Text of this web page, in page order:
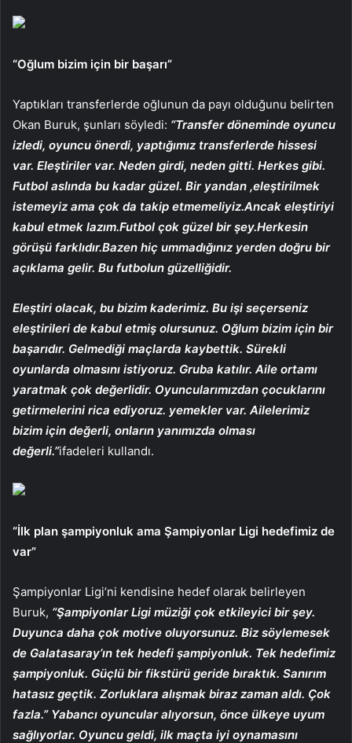
“Oğlum bizim için bir başarı”
Yaptıkları transferlerde oğlunun da payı olduğunu belirten
Okan Buruk, şunları söyledi: “Transfer döneminde oyuncu
izledi, oyuncu önerdi, yaptığımız transferlerde hissesi
var. Eleştiriler var. Neden girdi, neden gitti. Herkes gibi.
Futbol aslında bu kadar güzel. Bir yandan ,eleştirilmek
istemeyiz ama çok da takip etmemeliyiz.Ancak eleştiriyi
kabul etmek lazım.Futbol çok güzel bir şey.Herkesin
görüşü farklıdır.Bazen hiç ummadığınız yerden doğru bir
açıklama gelir. Bu futbolun güzelliğidir.
Eleştiri olacak, bu bizim kaderimiz. Bu işi seçerseniz
eleştirileri de kabul etmiş olursunuz. Oğlum bizim için bir
başarıdır. Gelmediği maçlarda kaybettik. Sürekli
oyunlarda olmasını istiyoruz. Gruba katılır. Aile ortamı
yaratmak çok değerlidir. Oyuncularımızdan çocuklarını
getirmelerini rica ediyoruz. yemekler var. Ailelerimiz
bizim için değerli, onların yanımızda olması
değerli.”ifadeleri kullandı.
“İlk plan şampiyonluk ama Şampiyonlar Ligi hedefimiz de
var”
Şampiyonlar Ligi’ni kendisine hedef olarak belirleyen
Buruk, “Şampiyonlar Ligi müziği çok etkileyici bir şey.
Duyunca daha çok motive oluyorsunuz. Biz söylemesek
de Galatasaray’ın tek hedefi şampiyonluk. Tek hedefimiz
şampiyonluk. Güçlü bir fikstürü geride bıraktık. Sanırım
hatasız geçtik. Zorluklara alışmak biraz zaman aldı. Çok
fazla.” Yabancı oyuncular alıyorsun, önce ülkeye uyum
sağlıyorlar. Oyuncu geldi, ilk maçta iyi oynamasını